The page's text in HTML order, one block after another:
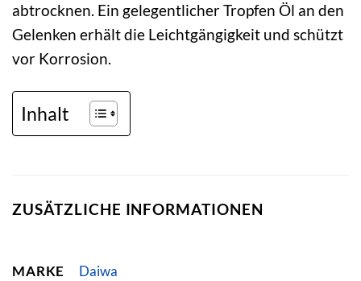
abtrocknen. Ein gelegentlicher Tropfen Öl an den
Gelenken erhält die Leichtgängigkeit und schützt
vor Korrosion.
Inhalt
ZUSÄTZLICHE INFORMATIONEN
MARKE Daiwa